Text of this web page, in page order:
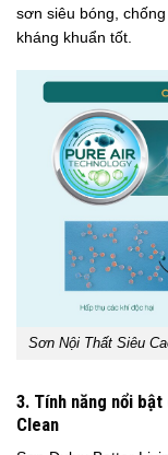
sơn siêu bóng,
kháng khuẩn tốt.
Sơn Nội Thất Siêu
3. Tính năng nổi
Clean